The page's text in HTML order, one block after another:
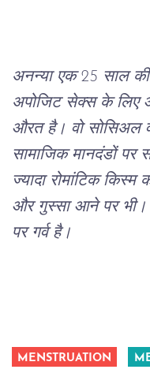
अनन्या एक 25 साल की
अपोजिट सेक्स के लिए
औरत है। वो सोसिअल
सामाजिक मानदंडों पर
ज्यादा रोमांटिक किस्म
और गुस्सा आने पर भी।
पर गर्व है।
MENSTRUATION